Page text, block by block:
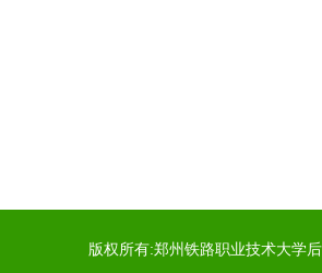
版权所有:郑州铁路职业技术大学